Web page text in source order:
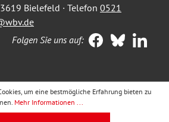
Bielefeld · Telefon 0521
Folgen Sie uns auf:
um eine bestmögliche Erfahrung bieten zu
Mehr Informationen ...